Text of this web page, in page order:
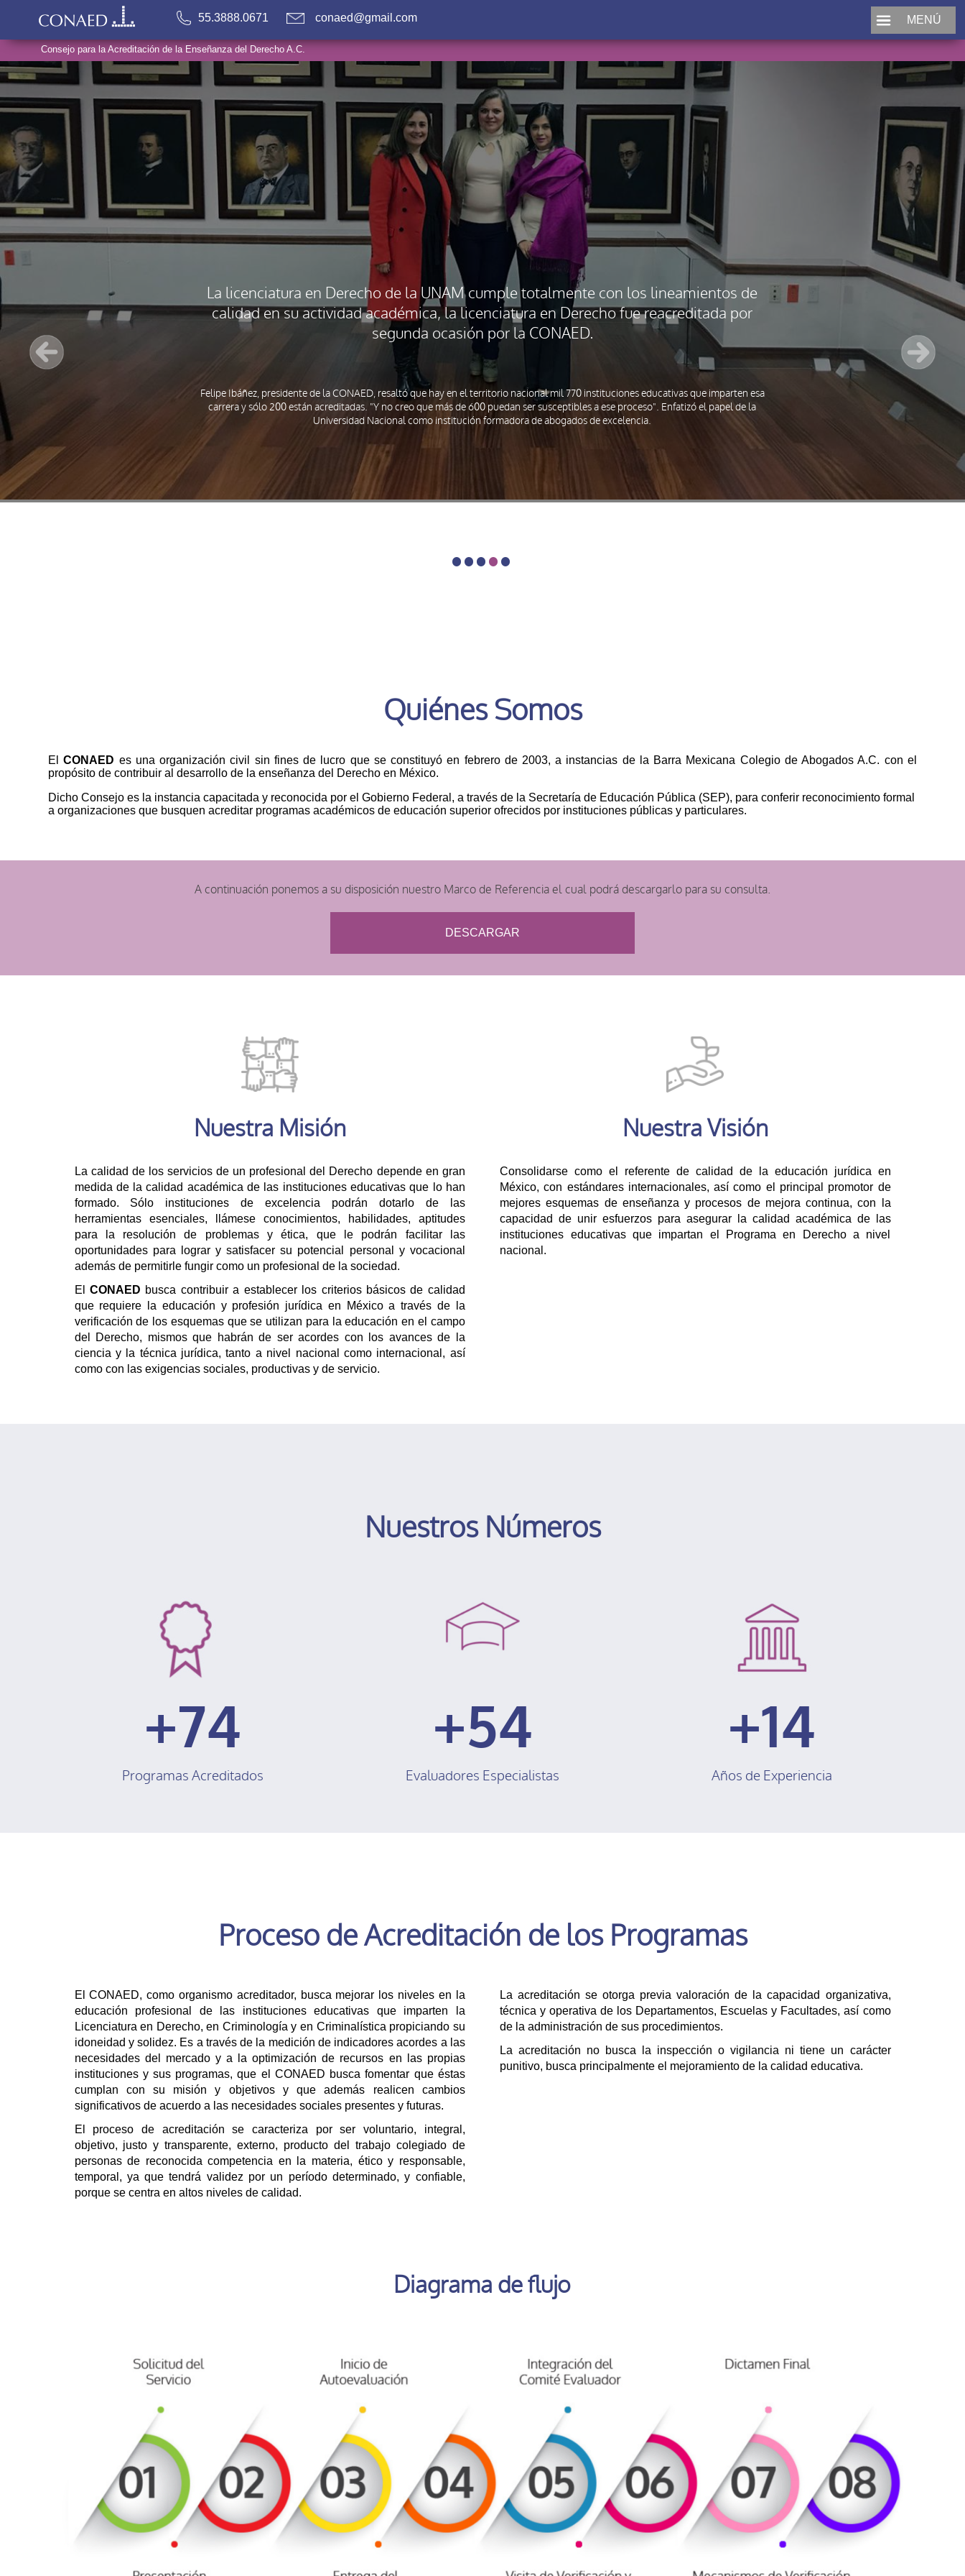
55.3888.0671 conaed@gmail.com MENÚ
Consejo para la Acreditación de la Enseñanza del Derecho A.C.
La licenciatura en Derecho de la UNAM cumple totalmente con los lineamientos de
calidad en su actividad académica, la licenciatura en Derecho fue reacreditada por
segunda ocasión por la CONAED.
Felipe Ibáñez, presidente de la CONAED, resaltó que hay en el territorio nacional mil 770 instituciones educativas que imparten esa
carrera y sólo 200 están acreditadas. "Y no creo que más de 600 puedan ser susceptibles a ese proceso". Enfatizó el papel de la
Universidad Nacional como institución formadora de abogados de excelencia.
Quiénes Somos
ElCONAED es una organización civil sin fines de lucro que se constituyó en febrero de 2003, a instancias de la Barra Mexicana Colegio de Abogados A.C. con el
propósito de contribuir al desarrollo de la enseñanza del Derecho en México.
Dicho Consejo es la instancia capacitada y reconocida por el Gobierno Federal, a través de la Secretaría de Educación Pública (SEP), para conferir reconocimiento formal
a organizaciones que busquen acreditar programas académicos de educación superior ofrecidos por instituciones públicas y particulares.
A continuación ponemos a su disposición nuestro Marco de Referencia el cual podrá descargarlo para su consulta.
DESCARGAR
Nuestra Misión
La calidad de los servicios de un profesional del Derecho depende en gran
medida de la calidad académica de las instituciones educativas que lo han
formado. Sólo instituciones de excelencia podrán dotarlo de las
herramientas esenciales, llámese conocimientos, habilidades, aptitudes
para la resolución de problemas y ética, que le podrán facilitar las
oportunidades para lograr y satisfacer su potencial personal y vocacional
además de permitirle fungir como un profesional de la sociedad.
El CONAED busca contribuir a establecer los criterios básicos de calidad
que requiere la educación y profesión jurídica en México a través de la
verificación de los esquemas que se utilizan para la educación en el campo
del Derecho, mismos que habrán de ser acordes con los avances de la
ciencia y la técnica jurídica, tanto a nivel nacional como internacional, así
como con las exigencias sociales, productivas y de servicio.
Nuestra Visión
Consolidarse como el referente de calidad de la educación jurídica en
México, con estándares internacionales, así como el principal promotor de
mejores esquemas de enseñanza y procesos de mejora continua, con la
capacidad de unir esfuerzos para asegurar la calidad académica de las
instituciones educativas que impartan el Programa en Derecho a nivel
nacional.
Nuestros Números
74
Programas Acreditados
54
Evaluadores Especialistas
14
Años de Experiencia
Proceso de Acreditación de los Programas
El CONAED, como organismo acreditador, busca mejorar los niveles en la
educación profesional de las instituciones educativas que imparten la
Licenciatura en Derecho, en Criminología y en Criminalística propiciando su
idoneidad y solidez. Es a través de la medición de indicadores acordes a las
necesidades del mercado y a la optimización de recursos en las propias
instituciones y sus programas, que el CONAED busca fomentar que éstas
cumplan con su misión y objetivos y que además realicen cambios
significativos de acuerdo a las necesidades sociales presentes y futuras.
El proceso de acreditación se caracteriza por ser voluntario, integral,
objetivo, justo y transparente, externo, producto del trabajo colegiado de
personas de reconocida competencia en la materia, ético y responsable,
temporal, ya que tendrá validez por un período determinado, y confiable,
porque se centra en altos niveles de calidad.
La acreditación se otorga previa valoración de la capacidad organizativa,
técnica y operativa de los Departamentos, Escuelas y Facultades, así como
de la administración de sus procedimientos.
La acreditación no busca la inspección o vigilancia ni tiene un carácter
punitivo, busca principalmente el mejoramiento de la calidad educativa.
Diagrama de flujo